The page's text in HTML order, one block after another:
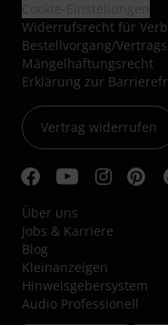
Widerrufsrecht für
Bestellvorgang/
Mängelhaftungsrecht
Erklärung zur
Vertrag widerrufen
Über uns
Jobs & Karriere
Blog
Kleinanzeigen
Hinweisgebersystem
Audio Professionell